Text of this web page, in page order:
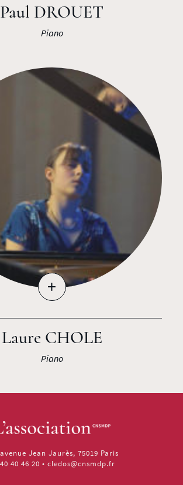
Paul DROUET
Piano
+
Laure CHOLE
Piano
Jean Jaurès, 75019 Paris
40 46 20 • cledos@cnsmdp.fr